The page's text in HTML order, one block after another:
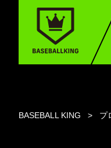
BASEBALL KING プ